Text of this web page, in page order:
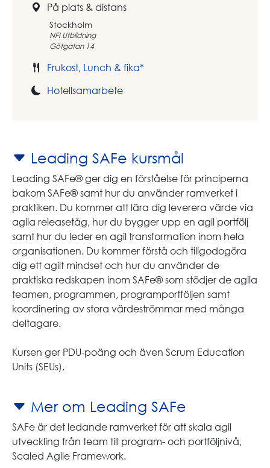
På plats & distans
Stockholm
NFI Utbildning
Götgatan 14
Frukost, Lunch & fika*
Hotellsamarbete
Leading SAFe kursmål
Leading SAFe® ger dig en förståelse för principerna
bakom SAFe® samt hur du använder ramverket i
praktiken. Du kommer att lära dig leverera värde via
agila releasetåg, hur du bygger upp en agil portfölj
samt hur du leder en agil transformation inom hela
organisationen. Du kommer förstå och tillgodogöra
dig ett agilt mindset och hur du använder de
praktiska redskapen inom SAFe® som stödjer de agila
teamen, programmen, programportföljen samt
koordinering av stora värdeströmmar med många
deltagare.
Kursen ger PDU-poäng och även Scrum Education
Units (SEUs).
Mer om Leading SAFe
SAFe är det ledande ramverket för att skala agil
utveckling från team till program- och portföljnivå,
Scaled Agile Framework.